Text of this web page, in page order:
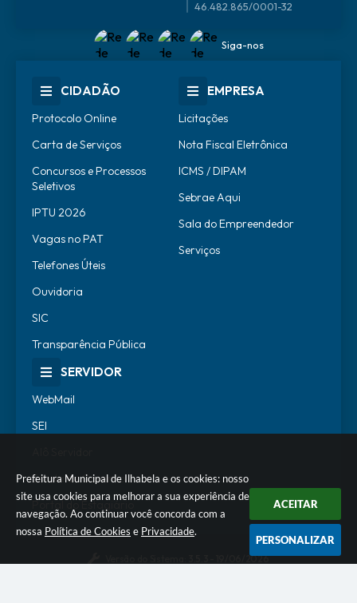
Prefeitura Municipal de Ilhabela e os cookies: nosso
site usa cookies para melhorar a sua experiência de
navegação. Ao continuar você concorda com a
nossa Política de Cookies e Privacidade.
ACEITAR
PERSONALIZAR
46.482.865/0001-32
Siga-nos
CIDADÃO
Protocolo Online
Carta de Serviços
Concursos e Processos
Seletivos
IPTU 2026
Vagas no PAT
Telefones Úteis
Ouvidoria
SIC
Transparência Pública
EMPRESA
Licitações
Nota Fiscal Eletrônica
ICMS / DIPAM
Sebrae Aqui
Sala do Empreendedor
Serviços
SERVIDOR
WebMail
SEI
Escola de Governo
Portal do Estagiário
3.5.3 - 19/06/2026